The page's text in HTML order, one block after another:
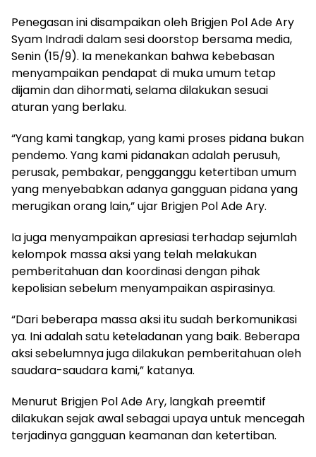
Penegasan ini disampaikan oleh Brigjen Pol Ade Ary
Syam Indradi dalam sesi doorstop bersama media,
Senin (15/9). Ia menekankan bahwa kebebasan
menyampaikan pendapat di muka umum tetap
dijamin dan dihormati, selama dilakukan sesuai
aturan yang berlaku.
“Yang kami tangkap, yang kami proses pidana bukan
pendemo. Yang kami pidanakan adalah perusuh,
perusak, pembakar, pengganggu ketertiban umum
yang menyebabkan adanya gangguan pidana yang
merugikan orang lain,” ujar Brigjen Pol Ade Ary.
Ia juga menyampaikan apresiasi terhadap sejumlah
kelompok massa aksi yang telah melakukan
pemberitahuan dan koordinasi dengan pihak
kepolisian sebelum menyampaikan aspirasinya.
“Dari beberapa massa aksi itu sudah berkomunikasi
ya. Ini adalah satu keteladanan yang baik. Beberapa
aksi sebelumnya juga dilakukan pemberitahuan oleh
saudara-saudara kami,” katanya.
Menurut Brigjen Pol Ade Ary, langkah preemtif
dilakukan sejak awal sebagai upaya untuk mencegah
terjadinya gangguan keamanan dan ketertiban.